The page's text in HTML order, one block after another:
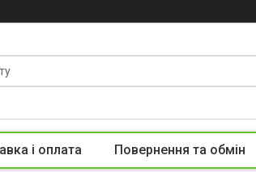
і оплата Повернення та обмін